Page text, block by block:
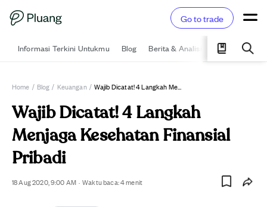
Go to trade
Informasi Terkini Untukmu Blog Berita & Analisis Pelajari
Home / Blog / Keuangan / Wajib Dicatat! 4 Langkah Menjaga Kesehatan Finansial Pribadi
Wajib Dicatat! 4 Langkah
Menjaga Kesehatan Finansial
Pribadi
18 Aug 2020, 9:00 AM · Waktu baca:4menit